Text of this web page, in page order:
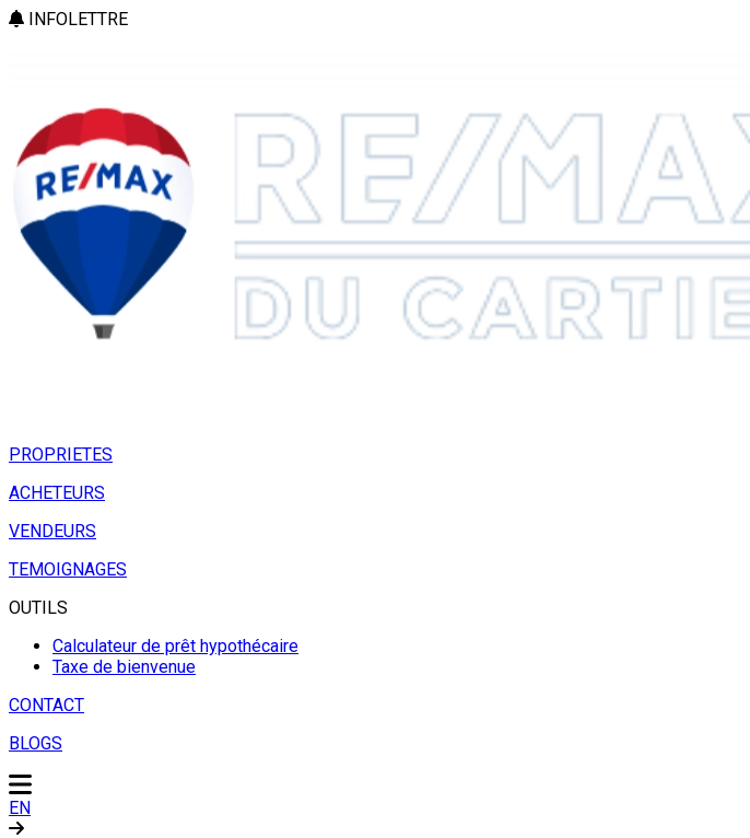
INFOLETTRE
PROPRIETES
ACHETEURS
VENDEURS
TEMOIGNAGES
OUTILS
Calculateur de prêt hypothécaire
Taxe de bienvenue
CONTACT
BLOGS
EN